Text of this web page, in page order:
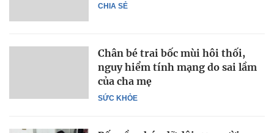
CHIA SẺ
SỨC KHỎE
Chân bé trai bốc mùi hôi thối,
nguy hiểm tính mạng do sai lầm
của cha mẹ